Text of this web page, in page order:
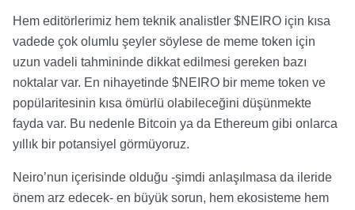
Hem editörlerimiz hem teknik analistler $NEIRO için kısa
vadede çok olumlu şeyler söylese de meme token için
uzun vadeli tahmininde dikkat edilmesi gereken bazı
noktalar var. En nihayetinde $NEIRO bir meme token ve
popülaritesinin kısa ömürlü olabileceğini düşünmekte
fayda var. Bu nedenle Bitcoin ya da Ethereum gibi onlarca
yıllık bir potansiyel görmüyoruz.
Neiro’nun içerisinde olduğu -şimdi anlaşılmasa da ileride
önem arz edecek- en büyük sorun, hem ekosisteme hem